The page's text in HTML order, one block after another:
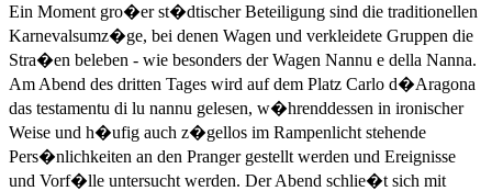
Ein Moment gro�er st�dtischer Beteiligung sind die traditionellen
Karnevalsumz�ge, bei denen Wagen und verkleidete Gruppen die
Stra�en beleben - wie besonders der Wagen Nannu e della Nanna.
Am Abend des dritten Tages wird auf dem Platz Carlo d�Aragona
das testamentu di lu nannu gelesen, w�hrenddessen in ironischer
Weise und h�ufig auch z�gellos im Rampenlicht stehende
Pers�nlichkeiten an den Pranger gestellt werden und Ereignisse
und Vorf�lle untersucht werden. Der Abend schlie�t sich mit